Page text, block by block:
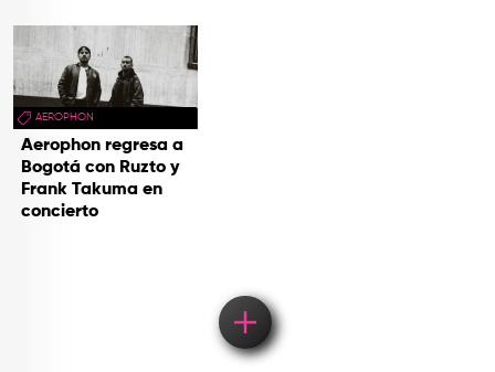
AEROPHON
Aerophon regresa a
Bogotá con Ruzto y
Frank Takuma en
concierto